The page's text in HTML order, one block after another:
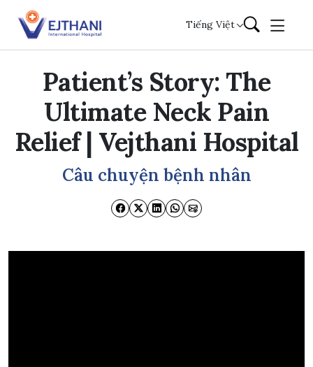
Skip to content
Tiếng Việt
Patient’s Story: The
Ultimate Neck Pain
Relief | Vejthani Hospital
Câu chuyện bệnh nhân